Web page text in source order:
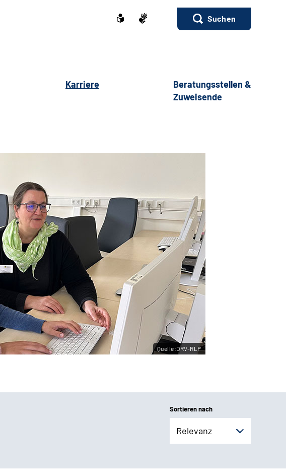
Suchen
Karriere
Beratungsstellen &
Zuweisende
Quelle:DRV-RLP
Sortieren nach
Relevanz